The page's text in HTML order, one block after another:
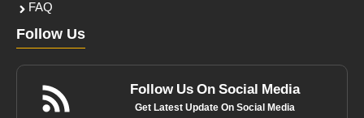
FAQ
Follow Us
Follow Us On Social Media
Get Latest Update On Social Media